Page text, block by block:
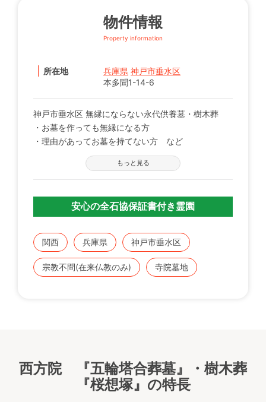
物件情報
Property information
所在地 兵庫県 神戸市垂水区
本多聞1-14-6
神戸市垂水区 無縁にならない永代供養墓・樹木葬
・お墓を作っても無縁になる方
・理由があってお墓を持てない方 など
西方院では、このような方に永代供養墓おすすめして
西方院の境内にあり、静かな落ち着いた環境でお参り
いただけます。
樹木葬もございますので、お気軽にお問い合わせくだ
━『五輪塔合葬墓』━
・お骨が必ず土に帰れるように散骨いたします。
・お寺の境内にあります。
・お名前などプレートに彫刻いたします。
もっと見る
安心の全石協保証書付き霊園
関西 兵庫県 神戸市垂水区
宗教不問(在来仏教のみ) 寺院墓地
西方院 『五輪塔合葬墓』・樹木葬
『桜想塚』の特長